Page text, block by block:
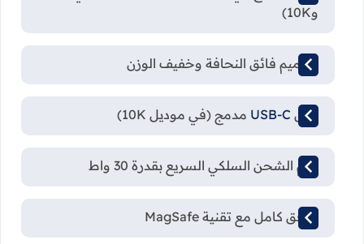
و10K)
تصميم فائق النحافة وخفيف الوزن
كابل USB-C مدمج (في موديل 10K)
دعم الشحن السلكي السريع بقدرة 30 واط
توافق كامل مع تقنية MagSafe